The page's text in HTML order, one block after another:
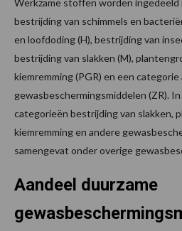
Werkzame stoffen worden
bestrijding van schimmels en
en loofdoding (H), bestrijding van
bestrijding van slakken (M),
kiemremming (PGR) en een categorie
gewasbeschermingsmiddelen (ZR).
categorieën bestrijding van slakken,
kiemremming en andere
samengevat onder overige
Aandeel duurzame